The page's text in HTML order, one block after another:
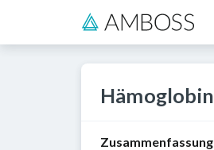
Hämoglobin
Zusammenfassung